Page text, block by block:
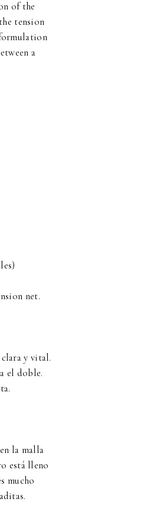
of the
tension
a
net.
y vital.
el doble.
la malla
está lleno
mucho